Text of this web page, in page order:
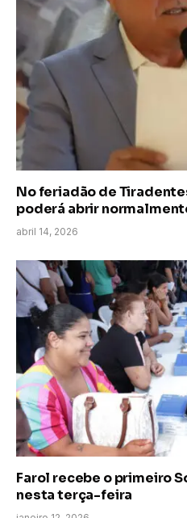
No feriadão de
poderá abrir
abril 14, 2026
Farol recebe o primeiro
nesta terça-feira